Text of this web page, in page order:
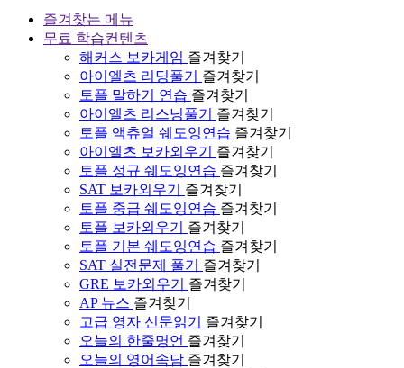
즐겨찾는 메뉴
무료 학습컨텐츠
해커스 보카게임 즐겨찾기
아이엘츠 리딩풀기
즐겨찾기
토플 말하기 연습 즐겨찾기
아이엘츠 리스닝풀기
즐겨찾기
토플 액츄얼 쉐도잉연습 즐겨찾기
아이엘츠 보카외우기
즐겨찾기
토플 정규 쉐도잉연습 즐겨찾기
SAT 보카외우기
즐겨찾기
토플 중급 쉐도잉연습 즐겨찾기
토플 보카외우기
즐겨찾기
토플 기본 쉐도잉연습 즐겨찾기
SAT 실전문제 풀기
즐겨찾기
GRE 보카외우기
즐겨찾기
AP 뉴스 즐겨찾기
고급 영자 신문읽기
즐겨찾기
오늘의 한줄명언 즐겨찾기
오늘의 영어속담 즐겨찾기